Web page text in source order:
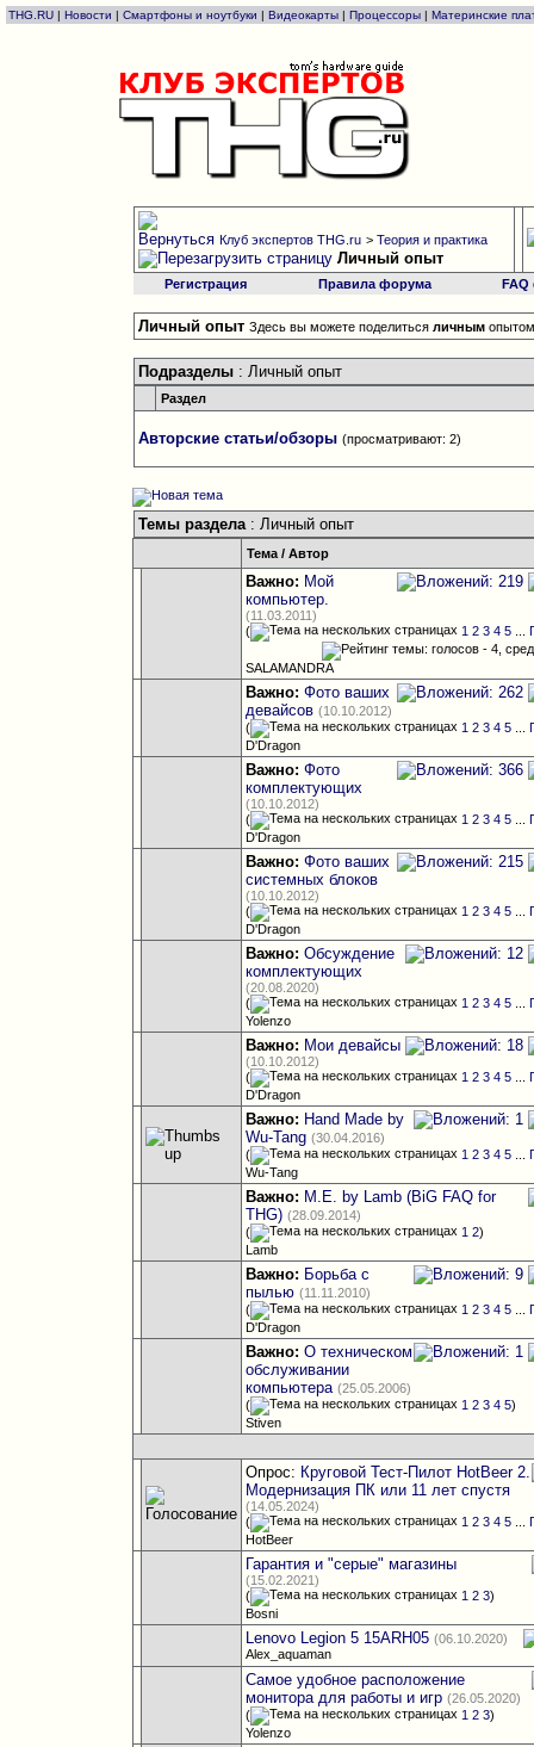
THG.RU | Новости | Смартфоны и ноутбуки | Видеокарты | Процессоры | Материнские
Клуб экспертов THG.ru > Теория и практика
Личный опыт
Регистрация Правила форума
Личный опыт Здесь вы можете поделиться личнымопытом
Подразделы: Личный опыт
Раздел
Авторские статьи/обзоры (просматривают: 2)
Темы раздела: Личный опыт
Тема /Автор
Важно: Мой
компьютер.
(11.03.2011)
(
1 2 3 4 5 ...
SALAMANDRA
Важно: Фото ваших
девайсов (10.10.2012)
(
1 2 3 4 5 ...
D'Dragon
Важно: Фото
комплектующих
(10.10.2012)
(
1 2 3 4 5 ...
D'Dragon
Важно: Фото ваших
системных блоков
(10.10.2012)
(
1 2 3 4 5 ...
D'Dragon
Важно: Обсуждение
комплектующих
(20.08.2020)
(
1 2 3 4 5 ...
Yolenzo
Важно: Мои девайсы
(10.10.2012)
(
1 2 3 4 5 ...
D'Dragon
Важно: Hand Made by
Wu-Tang (30.04.2016)
(
1 2 3 4 5 ...
Wu-Tang
Важно: M.E. by Lamb (BiG FAQ for
THG) (28.09.2014)
(
1 2)
Lamb
Важно: Борьба с
пылью (11.11.2010)
(
1 2 3 4 5 ...
D'Dragon
Важно: О техническом
обслуживании
компьютера (25.05.2006)
(
1 2 3 4 5)
Stiven
Опрос: Круговой Тест-Пилот HotBeer 2.
Модернизация ПК или 11 лет спустя
(14.05.2024)
(
1 2 3 4 5 ...
HotBeer
Гарантия и "серые" магазины
(15.02.2021)
(
1 2 3)
Bosni
Lenovo Legion 5 15ARH05 (06.10.2020)
Alex_aquaman
Самое удобное расположение
монитора для работы и игр (26.05.2020)
(
1 2 3)
Yolenzo